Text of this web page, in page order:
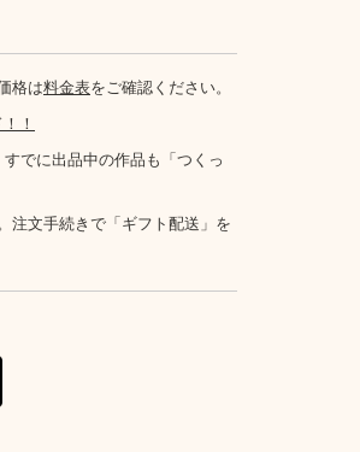
格は料金表をご確認ください。
！
でに出品中の作品も「つくっ
注文手続きで「ギフト配送」を